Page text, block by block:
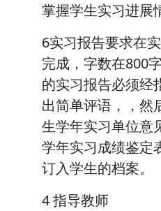
掌握学生实习进展
6实习报告要求在
完成，字数在800
的实习报告必须经
出简单评语，，然
生学年实习单位意
学年实习成绩鉴定
订入学生的档案。
4 指导教师